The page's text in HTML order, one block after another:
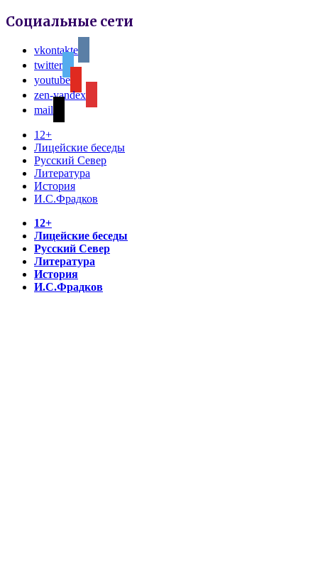
Социальные сети
vkontakte
twitter
youtube
zen-yandex
mail
12+
Лицейские беседы
Русский Север
Литература
История
И.С.Фрадков
12+
Лицейские беседы
Русский Север
Литература
История
И.С.Фрадков